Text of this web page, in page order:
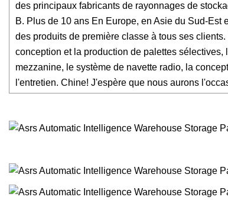
des principaux fabricants de rayonnages de
B. Plus de 10 ans En Europe, en Asie du Sud-
des produits de première classe à tous ses
conception et la production de palettes
mezzanine, le système de navette radio, la
l'entretien. Chine! J'espère que nous aurons